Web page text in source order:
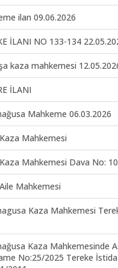
ilan 09.06.2026
İLANI NO 133-134
kaza mahkemesi
İLANI
Mahkeme 06.03.2026
Mahkemesi
Mahkemesi Dava No:
Mahkemesi
Kaza Mahkemesi
Kaza Mahkemesinde
No:25/2025 Tereke İstida